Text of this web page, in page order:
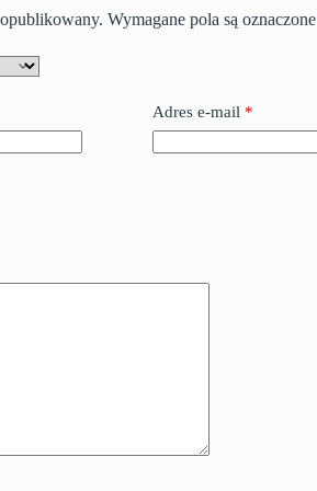
Wymagane pola są oznaczone
Adres e-mail *